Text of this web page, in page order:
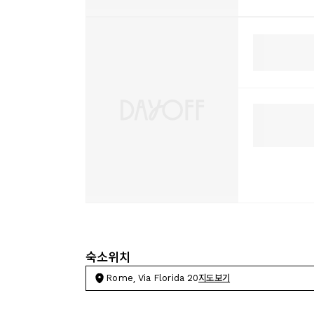
숙소위치
Rome, Via Florida 20지도보기